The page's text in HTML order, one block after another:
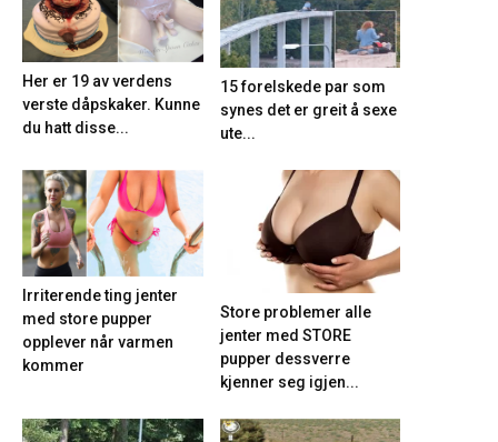
Her er 19 av verdens
verste dåpskaker. Kunne
du hatt disse...
15 forelskede par som
synes det er greit å sexe
ute...
Irriterende ting jenter
med store pupper
opplever når varmen
kommer
Store problemer alle
jenter med STORE
pupper dessverre
kjenner seg igjen...